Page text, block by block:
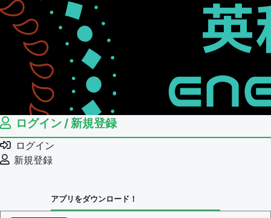
ログイン / 新規登録
ログイン
新規登録
アプリをダウンロード！